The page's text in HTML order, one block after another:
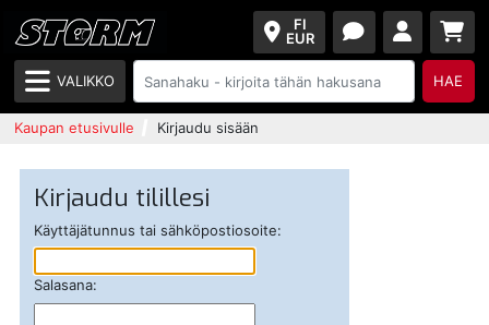
FI
EUR
VALIKKO HAE
Kaupan etusivulle Kirjaudu sisään
Kirjaudu tilillesi
Käyttäjätunnus tai sähköpostiosoite:
Salasana: